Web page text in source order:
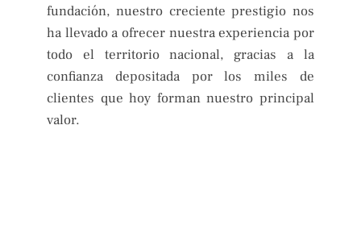
fundación, nuestro creciente prestigio nos
ha llevado a ofrecer nuestra experiencia por
todo el territorio nacional, gracias a la
confianza depositada por los miles de
clientes que hoy forman nuestro principal
valor.